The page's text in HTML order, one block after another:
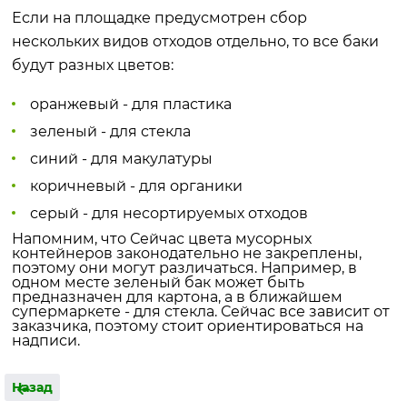
Если на площадке предусмотрен сбор
нескольких видов отходов отдельно, то все баки
будут разных цветов:
оранжевый - для пластика
зеленый - для стекла
синий - для макулатуры
коричневый - для органики
серый - для несортируемых отходов
Напомним, что Сейчас цвета мусорных
контейнеров законодательно не закреплены,
поэтому они могут различаться. Например, в
одном месте зеленый бак может быть
предназначен для картона, а в ближайшем
супермаркете - для стекла. Сейчас все зависит от
заказчика, поэтому стоит ориентироваться на
надписи.
Назад